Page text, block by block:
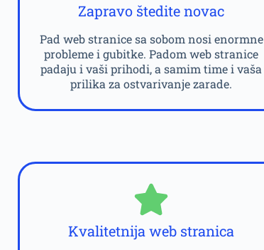
Zapravo štedite novac
Pad web stranice sa sobom nosi enormne
probleme i gubitke. Padom web stranice
padaju i vaši prihodi, a samim time i vaša
prilika za ostvarivanje zarade.
Kvalitetnija web stranica